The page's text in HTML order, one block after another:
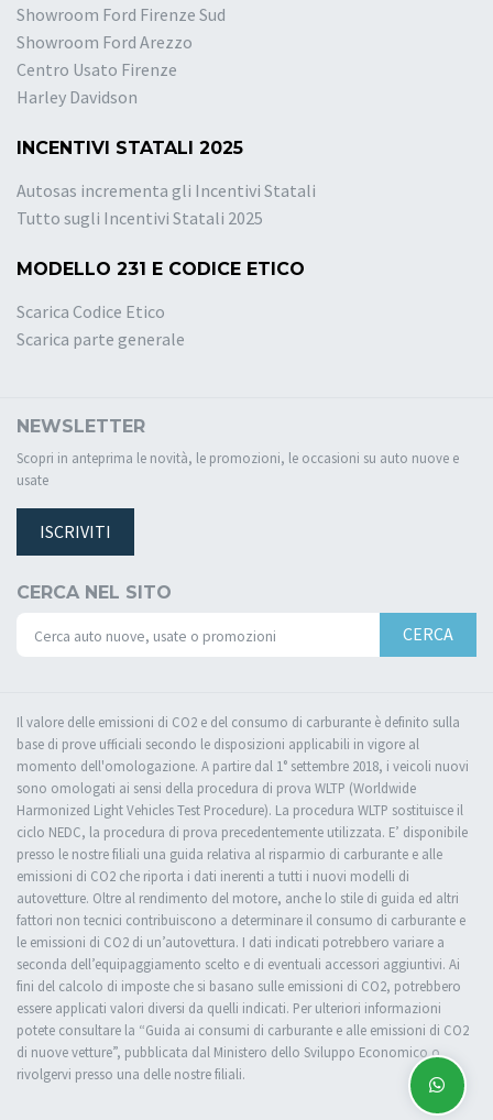
Showroom Ford Firenze Sud
Showroom Ford Arezzo
Centro Usato Firenze
Harley Davidson
INCENTIVI STATALI 2025
Autosas incrementa gli Incentivi Statali
Tutto sugli Incentivi Statali 2025
MODELLO 231 E CODICE ETICO
Scarica Codice Etico
Scarica parte generale
NEWSLETTER
Scopri in anteprima le novità, le promozioni, le occasioni su auto nuove e
usate
ISCRIVITI
CERCA NEL SITO
CERCA
Il valore delle emissioni di CO2 e del consumo di carburante è definito sulla
base di prove ufficiali secondo le disposizioni applicabili in vigore al
momento dell'omologazione. A partire dal 1° settembre 2018, i veicoli nuovi
sono omologati ai sensi della procedura di prova WLTP (Worldwide
Harmonized Light Vehicles Test Procedure). La procedura WLTP sostituisce il
ciclo NEDC, la procedura di prova precedentemente utilizzata. E’ disponibile
presso le nostre filiali una guida relativa al risparmio di carburante e alle
emissioni di CO2 che riporta i dati inerenti a tutti i nuovi modelli di
autovetture. Oltre al rendimento del motore, anche lo stile di guida ed altri
fattori non tecnici contribuiscono a determinare il consumo di carburante e
le emissioni di CO2 di un’autovettura. I dati indicati potrebbero variare a
seconda dell’equipaggiamento scelto e di eventuali accessori aggiuntivi. Ai
fini del calcolo di imposte che si basano sulle emissioni di CO2, potrebbero
essere applicati valori diversi da quelli indicati. Per ulteriori informazioni
potete consultare la “Guida ai consumi di carburante e alle emissioni di CO2
di nuove vetture”, pubblicata dal Ministero dello Sviluppo Economico o
rivolgervi presso una delle nostre filiali.